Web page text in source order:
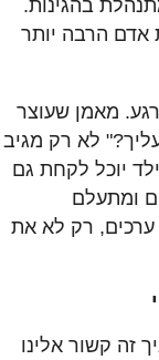
בהגינות.
אדם הרבה יותר
מאמן שעוצר
לא רק מגיב
יוכל לקחת גם
ומתעלם
ערכים, רק לא את
זה קשור אלינו